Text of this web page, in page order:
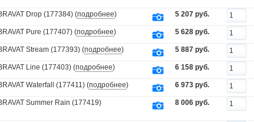
Drop (177384) (подробнее) 5 207 руб.
Pure (177407) (подробнее) 5 628 руб.
Stream (177393) (подробнее) 5 887 руб.
Line (177403) (подробнее) 6 158 руб.
Waterfall (177411) (подробнее) 6 973 руб.
Summer Rain (177419)
8 006 руб.